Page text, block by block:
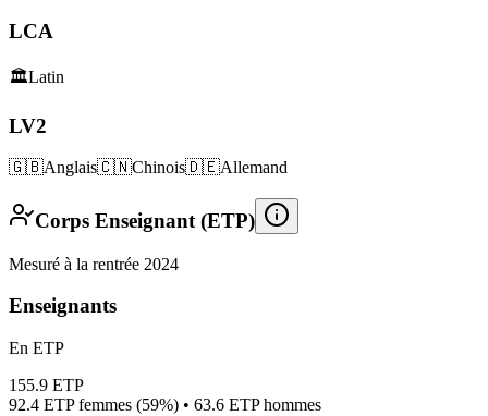
LCA
🏛️Latin
LV2
🇬🇧Anglais🇨🇳Chinois🇩🇪Allemand
Corps Enseignant (ETP)
Mesuré à la rentrée 2024
Enseignants
En ETP
155.9 ETP
92.4 ETP femmes (59%) • 63.6 ETP hommes